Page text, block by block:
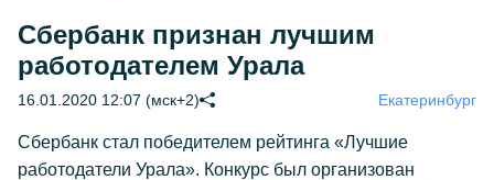
Сбербанк признан лучшим
работодателем Урала
16.01.2020 12:07 (мск+2) Екатеринбург
Сбербанк стал победителем рейтинга «Лучшие
работодатели Урала». Конкурс был организован